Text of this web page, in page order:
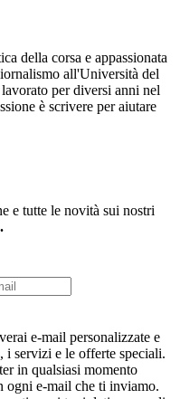
della corsa e appassionata
all'Università del
per diversi anni nel
è scrivere per aiutare
e tutte le novità sui nostri
e-mail personalizzate e
servizi e le offerte speciali.
in qualsiasi momento
ogni e-mail che ti inviamo.